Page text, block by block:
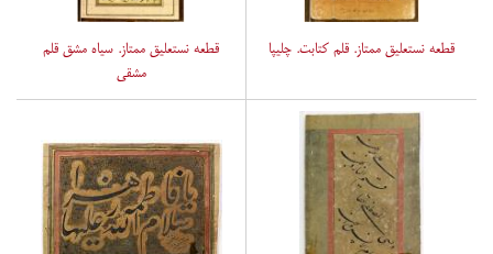
قطعه نستعلیق ممتاز. قلم کتابت. چلیپا
قطعه نستعلیق ممتاز. سیاه مشق قلم
مشقی